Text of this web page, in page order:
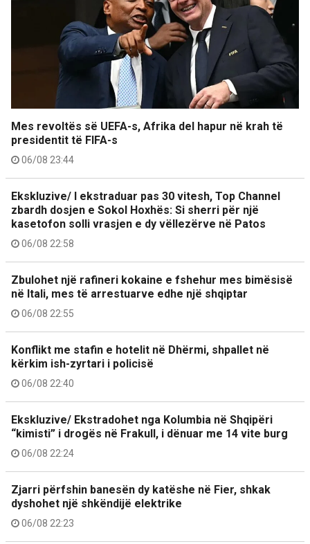
Mes revoltës së UEFA-s, Afrika del hapur në krah të
presidentit të FIFA-s
06/08 23:44
Ekskluzive/ I ekstraduar pas 30 vitesh, Top Channel
zbardh dosjen e Sokol Hoxhës: Si sherri për një
kasetofon solli vrasjen e dy vëllezërve në Patos
06/08 22:58
Zbulohet një rafineri kokaine e fshehur mes bimësisë
në Itali, mes të arrestuarve edhe një shqiptar
06/08 22:55
Konflikt me stafin e hotelit në Dhërmi, shpallet në
kërkim ish-zyrtari i policisë
06/08 22:40
Ekskluzive/ Ekstradohet nga Kolumbia në Shqipëri
“kimisti” i drogës në Frakull, i dënuar me 14 vite burg
06/08 22:24
Zjarri përfshin banesën dy katëshe në Fier, shkak
dyshohet një shkëndijë elektrike
06/08 22:23